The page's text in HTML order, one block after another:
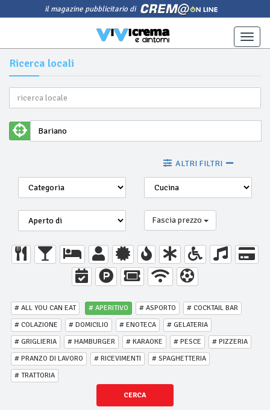
il magazine pubblicitario di
Toggle
Ricerca locali
ALTRI FILTRI
Fascia prezzo
# ALL YOU CAN EAT # APERITIVO # ASPORTO
# COCKTAIL BAR
# COLAZIONE
# DOMICILIO # ENOTECA
# GELATERIA
# GRIGLIERIA
# HAMBURGER # KARAOKE # PESCE
# PIZZERIA
# PRANZO DI LAVORO
# RICEVIMENTI
# SPAGHETTERIA
# TRATTORIA
CERCA